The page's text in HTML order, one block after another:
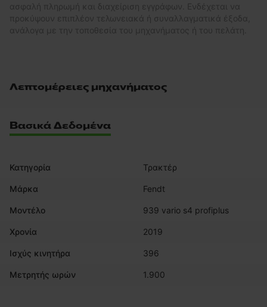
ασφαλή πληρωμή και διαχείριση εγγράφων. Ενδέχεται να
προκύψουν επιπλέον τελωνειακά ή συναλλαγματικά έξοδα,
ανάλογα με την τοποθεσία του μηχανήματος ή του πελάτη.
Λεπτομέρειες μηχανήματος
Βασικά Δεδομένα
Κατηγορία Τρακτέρ
Μάρκα Fendt
Μοντέλο 939 vario s4 profiplus
Χρονία 2019
Ισχύς κινητήρα 396
Μετρητής ωρών 1.900